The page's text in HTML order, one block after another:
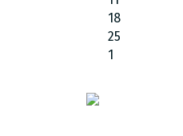
18
25
1